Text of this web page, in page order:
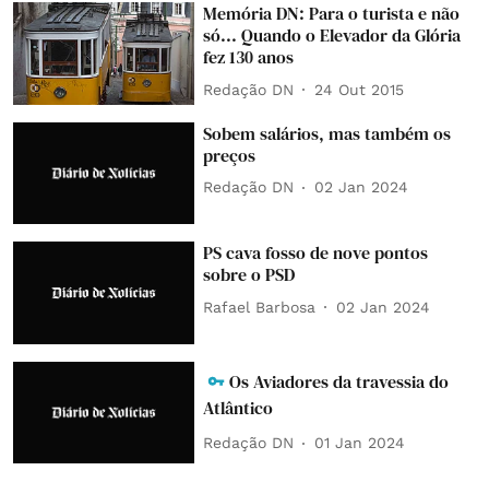
Memória DN: Para o turista e não
só... Quando o Elevador da Glória
fez 130 anos
Redação DN 24 Out 2015
Sobem salários, mas também os
preços
Redação DN 02 Jan 2024
PS cava fosso de nove pontos
sobre o PSD
Rafael Barbosa 02 Jan 2024
Os Aviadores da travessia do
Atlântico
Redação DN 01 Jan 2024